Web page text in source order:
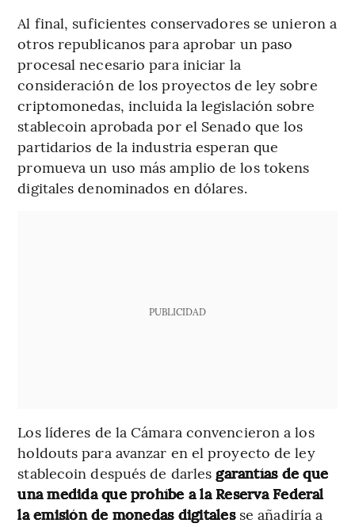
Al final, suficientes conservadores se unieron a
otros republicanos para aprobar un paso
procesal necesario para iniciar la
consideración de los proyectos de ley sobre
criptomonedas, incluida la legislación sobre
stablecoin aprobada por el Senado que los
partidarios de la industria esperan que
promueva un uso más amplio de los tokens
digitales denominados en dólares.
PUBLICIDAD
Los líderes de la Cámara convencieron a los
holdouts para avanzar en el proyecto de ley
stablecoin después de darles garantías de que
una medida que prohíbe a la Reserva Federal
la emisión de monedas digitalesse añadiría a